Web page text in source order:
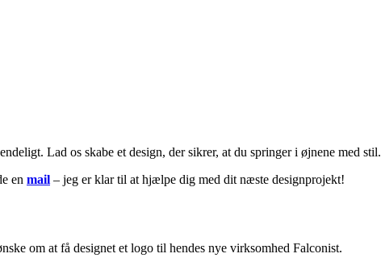
Lad os skabe et design, der sikrer, at du springer i øjnene med stil.
en mail – jeg er klar til at hjælpe dig med dit næste designprojekt!
om at få designet et logo til hendes nye virksomhed Falconist.